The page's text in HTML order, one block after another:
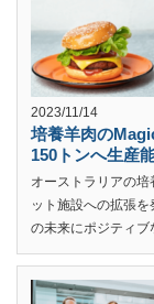
2023/11/14
培養羊肉の
150トンへ生産
オーストラリアの
ット施設への拡張
の未来にポジティ